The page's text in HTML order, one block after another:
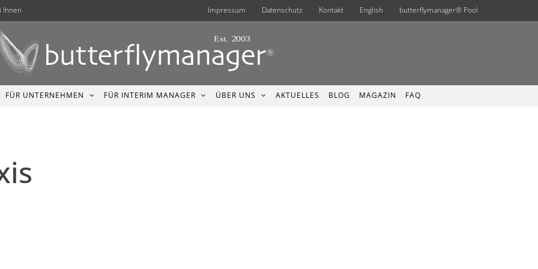
Ihnen Impressum Datenschutz Kontakt English butterflymanager® Pool
FÜR UNTERNEHMEN FÜR INTERIM MANAGER ÜBER UNS AKTUELLES BLOG MAGAZIN FAQ